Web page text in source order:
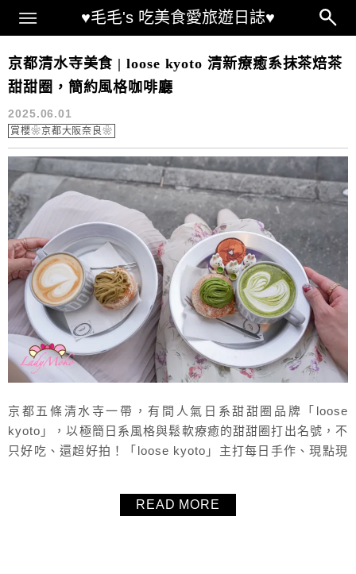
♥毛毛's 吃美食愛旅遊日誌♥
Main Menu
loose kyoto地址
京都清水寺美食 | loose kyoto 清新療癒系抹茶焙茶
甜甜圈，簡約風格咖啡廳
2025.06.01
賞櫻❀京都大阪奈良❀
京都五條清水寺一帶，有間人氣日系甜甜圈品牌「loose
kyoto」，以極簡日系風格與鬆軟療癒的甜甜圈打出名號，不
只好吃、還超好拍！「loose kyoto」主打每日手作、現點現
也相當講究，熱飲均有美美細緻的拉花，牛奶也可以換成豆
READ MORE